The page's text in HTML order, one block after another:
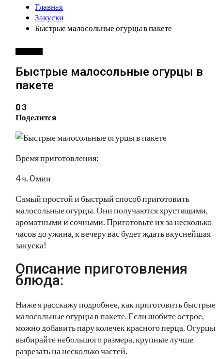
Главная
Закуски
Быстрые малосольные огурцы в пакете
Быстрые малосольные огурцы в
пакете
03
Поделится
Время приготовления:
4 ч. 0 мин
Самый простой и быстрый способ приготовить
малосольные огурцы. Они получаются хрустящими,
ароматными и сочными. Приготовьте их за несколько
часов до ужина, к вечеру вас будет ждать вкуснейшая
закуска!
Описание приготовления
блюда:
Ниже я расскажу подробнее, как приготовить быстрые
малосольные огурцы в пакете. Если любите острое,
можно добавить пару колечек красного перца. Огурцы
выбирайте небольшого размера, крупные лучше
разрезать на несколько частей.